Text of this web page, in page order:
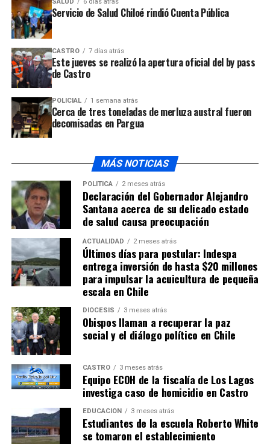
Audio: Salud municipal de Quinchao enfrenta déficit
económico
NO TE PIERDAS
Cuatro personas detenidas por Carabineros de la
comuna de Quinchao
Servicio de Salud Chiloé rindió Cuenta Pública
CASTRO 7 días atrás
Este jueves se realizó la apertura oficial del by pass
de Castro
POLICIAL 1 semana atrás
Cerca de tres toneladas de merluza austral fueron
decomisadas en Pargua
MÁS NOTICIAS
POLÍTICA 2 meses atrás
Declaración del Gobernador Alejandro
Santana acerca de su delicado estado
de salud causa preocupación
ACTUALIDAD 2 meses atrás
Últimos días para postular: Indespa
entrega inversión de hasta $20 millones
para impulsar la acuicultura de pequeña
escala en Chile
DIÓCESIS 3 meses atrás
Obispos llaman a recuperar la paz
social y el diálogo político en Chile
CASTRO 3 meses atrás
Equipo ECOH de la fiscalía de Los Lagos
investiga caso de homicidio en Castro
EDUCACIÓN 3 meses atrás
Estudiantes de la escuela Roberto White
se tomaron el establecimiento